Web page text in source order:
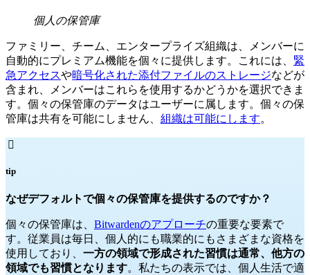
個人の保管庫
ファミリー、チーム、エンタープライズ組織は、メンバーに
自動的にプレミアム機能を個々に提供します。これには、 緊
急アクセスや暗号化された添付ファイルのストレージなどが
含まれ、メンバーはこれらを使用するかどうかを選択できま
す。個々の保管庫のデータはユーザーに属します。個々の保
管庫は共有を可能にしません、 組織は可能にします。

tip
なぜデフォルトで個々の保管庫を提供するのですか？
個々の保管庫は、 Bitwardenのアプローチの重要な要素で
す。従業員は毎日、個人的にも職業的にもさまざまな資格を
使用しており、 一方の領域で形成された習慣は通常、他方の
領域でも習慣となります。私たちの表示では、個人生活で適